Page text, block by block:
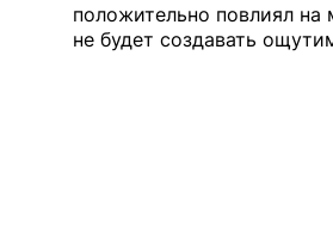
положительно повлиял на
не будет создавать